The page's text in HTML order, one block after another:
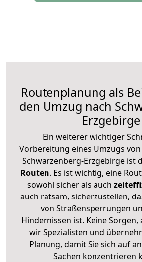
Routenplanung als
den Umzug nach
Erzgebirge
Ein weiterer wichtiger
Vorbereitung eines Umzugs
Schwarzenberg-Erzgebirge ist
Routen. Es ist wichtig, eine
sowohl sicher als auch
auch ratsam, sicherzustellen,
von Straßensperrungen
Hindernissen ist. Keine Sorgen,
wir Spezialisten und
Planung, damit Sie sich auf
Sachen konzentrieren